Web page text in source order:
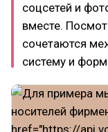
соцсетей и
вместе.
сочетаются
систему и